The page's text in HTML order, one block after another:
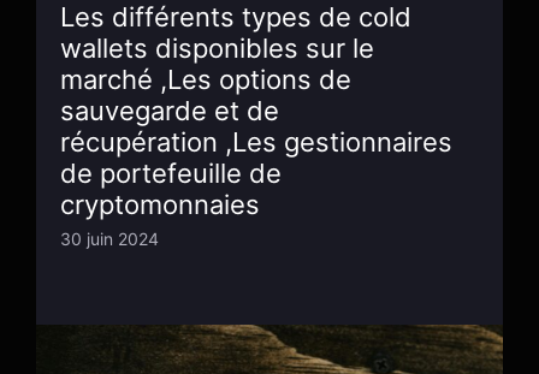
Les différents types de cold
wallets disponibles sur le
marché ,Les options de
sauvegarde et de
récupération ,Les gestionnaires
de portefeuille de
cryptomonnaies
30 juin 2024